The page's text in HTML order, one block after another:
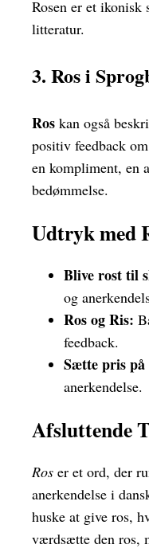
Rosen er et ikonisk
litteratur.
3. Ros i
Ros kan også
positiv feedback
en kompliment, en
bedømmelse.
Udtryk med
Blive rost til
og
Ros og Ris:
feedback.
Sætte pris på
anerkendelse.
Afsluttende
Ros er et ord, der
anerkendelse i
huske at give ros,
værdsætte den ros,